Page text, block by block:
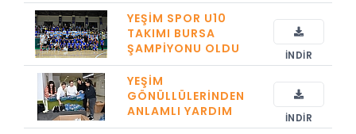
YEŞIM SPOR U10
TAKIMI BURSA
ŞAMPIYONU OLDU
İNDIR
YEŞIM
GÖNÜLLÜLERINDEN
ANLAMLI YARDIM
İNDIR